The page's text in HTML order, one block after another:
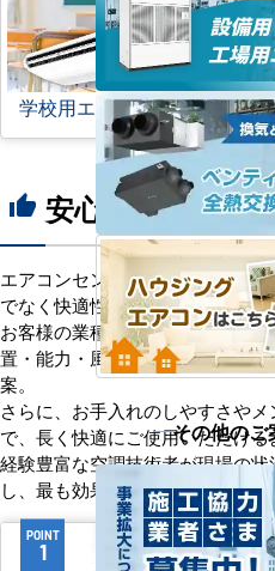
学校用エアコン
thumb_up 安心の8つのポ
エアコンセンターACは、「格安
でなく快適性と機能性にもこだ
お客様の業種や施設の形態に合
置・能力・風向きなどを総合的
案。
さらに、お手入れのしやすさや
で、長く快適にご使用いただける
経験豊富な空調技術者が現場の
し、最も効果的で効率的なプラン
POINT
1
その他のご